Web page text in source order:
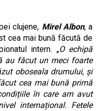
clujene, Mirel Albon, a
cea mai bună făcută de
intern. „O echipă
au făcut un meci foarte
oboseala drumului, și
cea mai bună primă
în care am avut
internațional. Fetele